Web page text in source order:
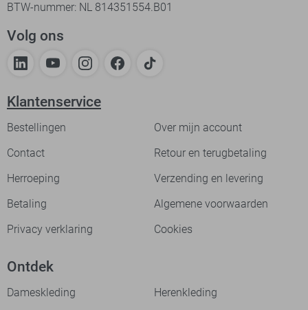
BTW-nummer: NL 814351554.B01
Volg ons
Klantenservice
Bestellingen
Over mijn account
Contact
Retour en terugbetaling
Herroeping
Verzending en levering
Betaling
Algemene voorwaarden
Privacy verklaring
Cookies
Ontdek
Dameskleding
Herenkleding